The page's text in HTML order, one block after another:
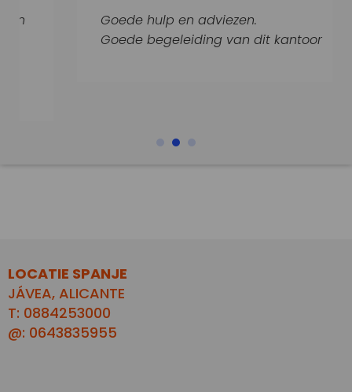
Goede hulp en adviezen.
Goede begeleiding van dit kantoor
LOCATIE SPANJE
JÁVEA, ALICANTE
T: 0884253000
@: 0643835955